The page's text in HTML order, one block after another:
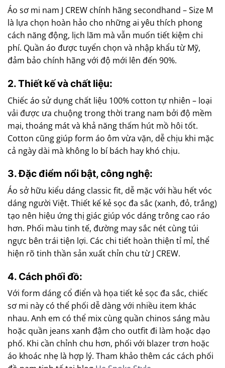
Áo sơ mi nam J CREW chính hãng secondhand – Size M
là lựa chọn hoàn hảo cho những ai yêu thích phong
cách năng động, lịch lãm mà vẫn muốn tiết kiệm chi
phí. Quần áo được tuyển chọn và nhập khẩu từ Mỹ,
đảm bảo chính hãng với độ mới lên đến 90%.
2. Thiết kế và chất liệu:
Chiếc áo sử dụng chất liệu 100% cotton tự nhiên – loại
vải được ưa chuộng trong thời trang nam bởi độ mềm
mại, thoáng mát và khả năng thấm hút mồ hôi tốt.
Cotton cũng giúp form áo ôm vừa vặn, dễ chịu khi mặc
cả ngày dài mà không lo bí bách hay khó chịu.
3. Đặc điểm nổi bật, công nghệ:
Áo sở hữu kiểu dáng classic fit, dễ mặc với hầu hết vóc
dáng người Việt. Thiết kế kẻ sọc đa sắc (xanh, đỏ, trắng)
tạo nên hiệu ứng thị giác giúp vóc dáng trông cao ráo
hơn. Phối màu tinh tế, đường may sắc nét cùng túi
ngực bên trái tiện lợi. Các chi tiết hoàn thiện tỉ mỉ, thể
hiện rõ tinh thần sản xuất chỉn chu từ J CREW.
4. Cách phối đồ:
Với form dáng cổ điển và họa tiết kẻ sọc đa sắc, chiếc
sơ mi này có thể phối dễ dàng với nhiều item khác
nhau. Anh em có thể mix cùng quần chinos sáng màu
hoặc quần jeans xanh đậm cho outfit đi làm hoặc dạo
phố. Khi cần chỉnh chu hơn, phối với blazer trơn hoặc
áo khoác nhẹ là hợp lý. Tham khảo thêm các cách phối